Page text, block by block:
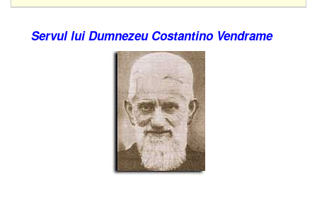
Servul lui Dumnezeu Costantino Vendrame